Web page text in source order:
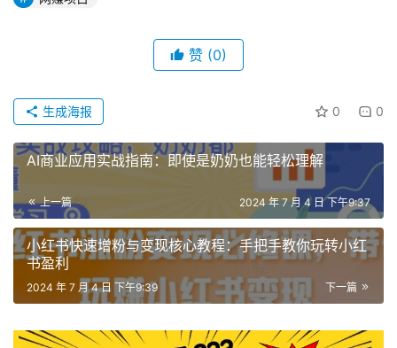
赞 (0)
0 0
生成海报
AI商业应用实战指南：即使是奶奶也能轻松理解
上一篇 2024 年 7 月 4 日 下午9:37
小红书快速增粉与变现核心教程：手把手教你玩转小红
书盈利
下一篇
2024 年 7 月 4 日 下午9:39